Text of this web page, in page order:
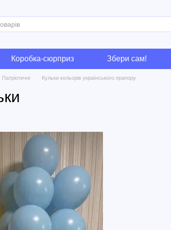
Коробка-сюрприз Збери сам!
Патріотичні Кульки кольорів українського прапору